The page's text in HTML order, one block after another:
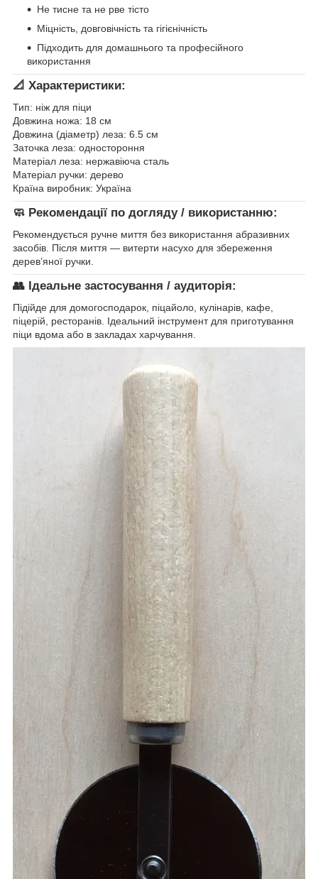
Не тисне та не рве тісто
Міцність, довговічність та гігієнічність
Підходить для домашнього та професійного
використання
📐 Характеристики:
Тип: ніж для піци
Довжина ножа: 18 см
Довжина (діаметр) леза: 6.5 см
Заточка леза: одностороння
Матеріал леза: нержавіюча сталь
Матеріал ручки: дерево
Країна виробник: Україна
🧼 Рекомендації по догляду / використанню:
Рекомендується ручне миття без використання абразивних
засобів. Після миття — витерти насухо для збереження
дерев’яної ручки.
👥 Ідеальне застосування / аудиторія:
Підійде для домогосподарок, піцайоло, кулінарів, кафе,
піцерій, ресторанів. Ідеальний інструмент для приготування
піци вдома або в закладах харчування.